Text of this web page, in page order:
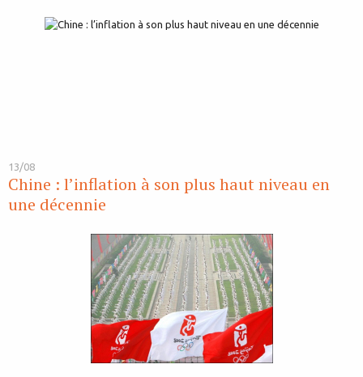
13/08
Chine : l’inflation à son plus haut niveau en
une décennie